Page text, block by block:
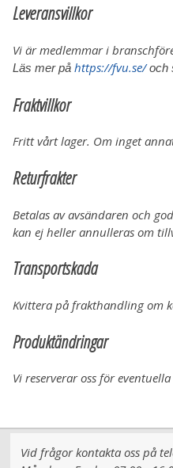
Leveransvillkor
Vi är medlemmar i
Läs mer på https://fvu.se/och
Fraktvillkor
Fritt vårt lager. Om inget
Returfrakter
Betalas av avsändaren och
kan ej heller annulleras om
Transportskada
Kvittera på frakthandling om
Produktändringar
Vi reserverar oss för
Vid frågor kontakta oss på